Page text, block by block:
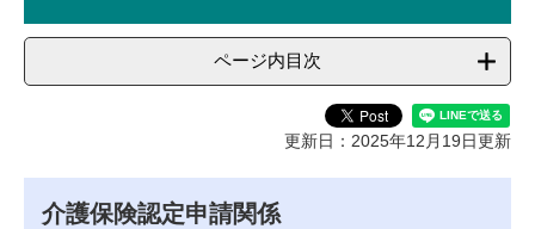
ページ内目次
更新日：2025年12月19日更新
介護保険認定申請関係